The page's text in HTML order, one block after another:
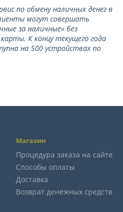
по обмену наличных денег в
могут совершать
за наличные» без
К концу текущего года
на 500 устройствах по
Магазин
Процедура заказа на сайте
Способы оплаты
Доставка
Возврат денежных средств